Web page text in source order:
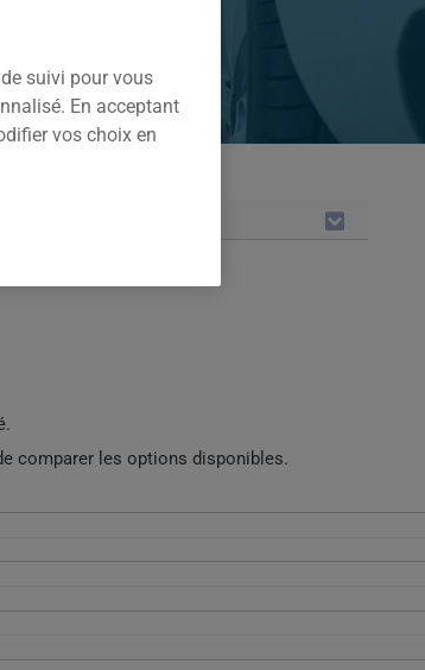
AUTO
comparer les options disponibles.
suivi pour vous
En acceptant
vos choix en